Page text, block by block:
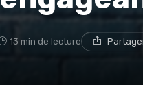
13 min de lecture